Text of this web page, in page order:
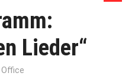
Lieder“
Office